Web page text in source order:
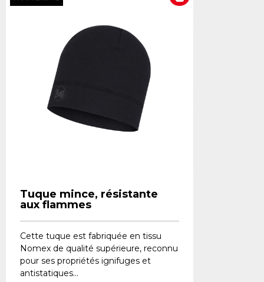
Tuque mince, résistante
aux flammes
Cette tuque est fabriquée en tissu
Nomex de qualité supérieure, reconnu
pour ses propriétés ignifuges et
antistatiques...